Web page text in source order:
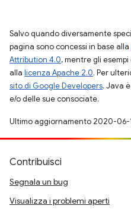
Salvo quando diversamente
pagina sono concessi in base alla
Attribution 4.0, mentre gli
alla licenza Apache 2.0. Per
sito di Google Developers. Java
e/o delle sue consociate.
Ultimo aggiornamento 2020-06-
Contribuisci
Segnala un bug
Visualizza i problemi aperti